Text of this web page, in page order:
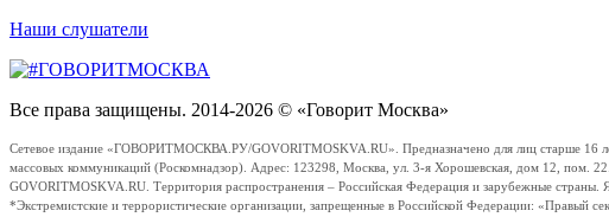
Наши слушатели
Все права защищены. 2014-2026 © «Говорит Москва»
Сетевое издание «ГОВОРИТМОСКВА.РУ/GOVORITMOSKVA.RU». Предназначено для лиц старше 16
массовых коммуникаций (Роскомнадзор). Адрес: 123298, Москва, ул. 3-я Хорошевская, дом 12, пом.
GOVORITMOSKVA.RU. Территория распространения – Российская Федерация и зарубежные
*Экстремистские и террористические организации, запрещенные в Российской Федерации: